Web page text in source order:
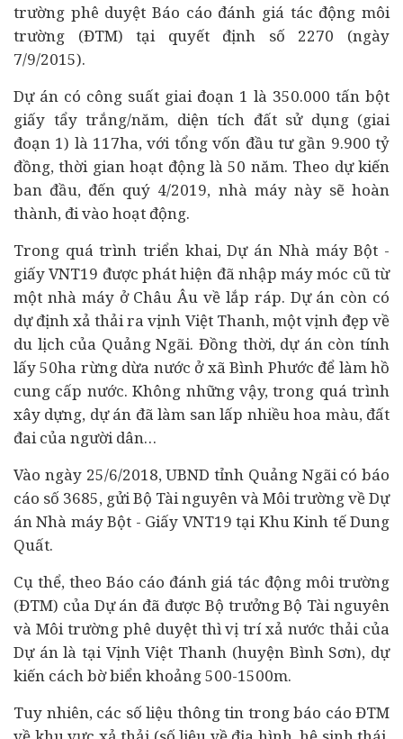
trường phê duyệt Báo cáo đánh giá tác động môi
trường (ĐTM) tại quyết định số 2270 (ngày
7/9/2015).
Dự án có công suất giai đoạn 1 là 350.000 tấn bột
giấy tẩy trắng/năm, diện tích đất sử dụng (giai
đoạn 1) là 117ha, với tổng vốn đầu tư gần 9.900 tỷ
đồng, thời gian hoạt động là 50 năm. Theo dự kiến
ban đầu, đến quý 4/2019, nhà máy này sẽ hoàn
thành, đi vào hoạt động.
Trong quá trình triển khai, Dự án Nhà máy Bột -
giấy VNT19 được phát hiện đã nhập máy móc cũ từ
một nhà máy ở Châu Âu về lắp ráp. Dự án còn có
dự định xả thải ra vịnh Việt Thanh, một vịnh đẹp về
du lịch của Quảng Ngãi. Đồng thời, dự án còn tính
lấy 50ha rừng dừa nước ở xã Bình Phước để làm hồ
cung cấp nước. Không những vậy, trong quá trình
xây dựng, dự án đã làm san lấp nhiều hoa màu, đất
đai của người dân…
Vào ngày 25/6/2018, UBND tỉnh Quảng Ngãi có báo
cáo số 3685, gửi Bộ Tài nguyên và Môi trường về Dự
án Nhà máy Bột - Giấy VNT19 tại KhuKinh tếDung
Quất.
Cụ thể, theo Báo cáo đánh giá tác động môi trường
(ĐTM) của Dự án đã được Bộ trưởng Bộ Tài nguyên
và Môi trường phê duyệt thì vị trí xả nước thải của
Dự án là tại Vịnh Việt Thanh (huyện Bình Sơn), dự
kiến cách bờ biển khoảng 500-1500m.
Tuy nhiên, các số liệu thông tin trong báo cáo ĐTM